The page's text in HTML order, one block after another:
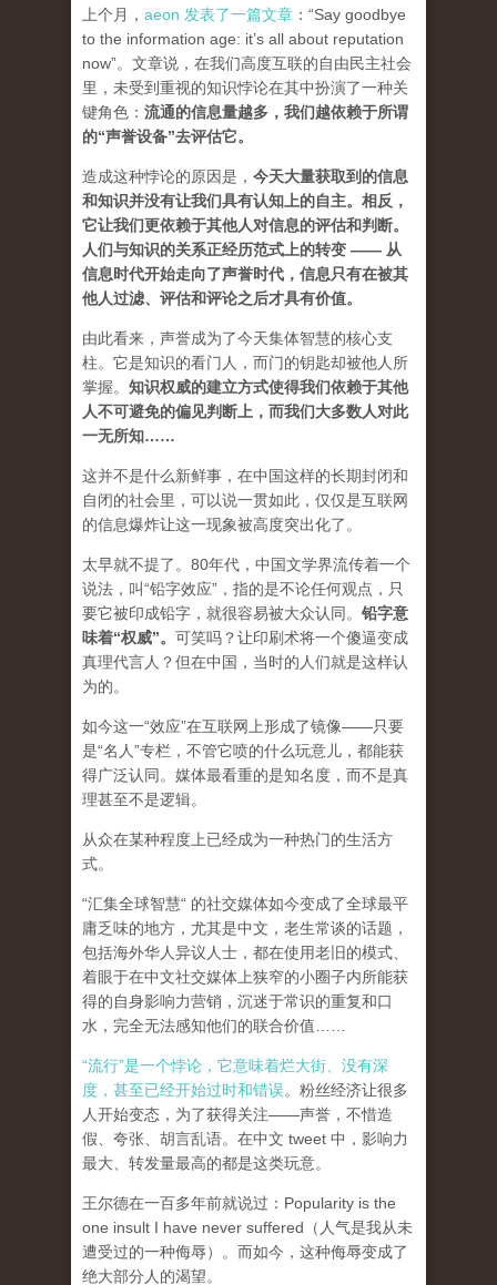
上个月， aeon 发表了一篇文章 ：“Say goodbye
to the information age: it’s all about reputation
now”。文章说，在我们高度互联的自由民主社会
里，未受到重视的知识悖论在其中扮演了一种关
键角色： 流通的信息量越多，我们越依赖于所谓
的“声誉设备”去评估它。
造成这种悖论的原因是， 今天大量获取到的信息
和知识并没有让我们具有认知上的自主。相反，
它让我们更依赖于其他人对信息的评估和判断。
人们与知识的关系正经历范式上的转变 —— 从
信息时代开始走向了声誉时代，信息只有在被其
他人过滤、评估和评论之后才具有价值。
由此看来，声誉成为了今天集体智慧的核心支
柱。它是知识的看门人，而门的钥匙却被他人所
掌握。 知识权威的建立方式使得我们依赖于其他
人不可避免的偏见判断上，而我们大多数人对此
一无所知……
这并不是什么新鲜事，在中国这样的长期封闭和
自闭的社会里，可以说一贯如此，仅仅是互联网
的信息爆炸让这一现象被高度突出化了。
太早就不提了。80年代，中国文学界流传着一个
说法，叫“铅字效应”，指的是不论任何观点，只
要它被印成铅字，就很容易被大众认同。 铅字意
味着“权威”。 可笑吗？让印刷术将一个傻逼变成
真理代言人？但在中国，当时的人们就是这样认
为的。
如今这一“效应”在互联网上形成了镜像——只要
是“名人”专栏，不管它喷的什么玩意儿，都能获
得广泛认同。媒体最看重的是知名度，而不是真
理甚至不是逻辑。
从众在某种程度上已经成为一种热门的生活方
式。
“汇集全球智慧“ 的社交媒体如今变成了全球最平
庸乏味的地方，尤其是中文，老生常谈的话题，
包括海外华人异议人士，都在使用老旧的模式、
着眼于在中文社交媒体上狭窄的小圈子内所能获
得的自身影响力营销，沉迷于常识的重复和口
水，完全无法感知他们的联合价值……
“流行”是一个悖论，它意味着烂大街、没有深
度，甚至已经开始过时和错误。粉丝经济让很多
人开始变态，为了获得关注——声誉，不惜造
假、夸张、胡言乱语。在中文 tweet 中，影响力
最大、转发量最高的都是这类玩意。
王尔德在一百多年前就说过：Popularity is the
one insult I have never suffered（人气是我从未
遭受过的一种侮辱）。而如今，这种侮辱变成了
绝大部分人的渴望。